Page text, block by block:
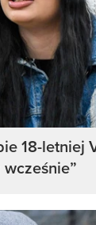
18-letniej